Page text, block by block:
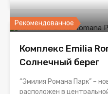
Рекомендованное
Комплекс Emilia
Солнечный берег
“Эмилия Романа Парк” –
расположен в